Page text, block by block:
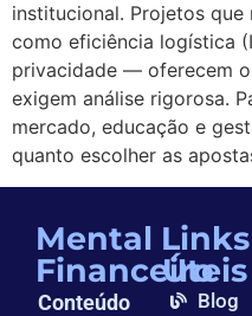
institucional. Projetos
como eficiência logística
privacidade — oferecem
exigem análise rigorosa.
mercado, educação e
quanto escolher as
Mental
Financeiro
Conteúdo
Links
Úteis
Blog